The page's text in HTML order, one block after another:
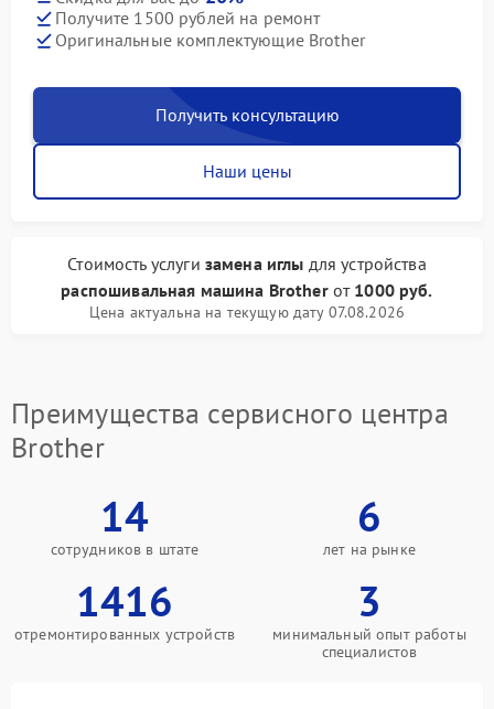
Получите 1500 рублей на ремонт
Оригинальные комплектующие Brother
Получить консультацию
Наши цены
Стоимость услуги замена иглы для устройства
распошивальная машина Brotherот 1000 руб.
Цена актуальна на текущую дату 07.08.2026
Преимущества сервисного центра
Brother
14
сотрудников в штате
6
лет на рынке
1416
отремонтированных устройств
3
минимальный опыт работы
специалистов